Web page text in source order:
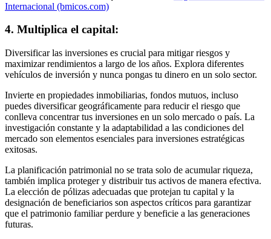
Internacional (bmicos.com)
4. Multiplica el capital:
Diversificar las inversiones es crucial para mitigar riesgos y
maximizar rendimientos a largo de los años. Explora diferentes
vehículos de inversión y nunca pongas tu dinero en un solo sector.
Invierte en propiedades inmobiliarias, fondos mutuos, incluso
puedes diversificar geográficamente para reducir el riesgo que
conlleva concentrar tus inversiones en un solo mercado o país. La
investigación constante y la adaptabilidad a las condiciones del
mercado son elementos esenciales para inversiones estratégicas
exitosas.
La planificación patrimonial no se trata solo de acumular riqueza,
también implica proteger y distribuir tus activos de manera efectiva.
La elección de pólizas adecuadas que protejan tu capital y la
designación de beneficiarios son aspectos críticos para garantizar
que el patrimonio familiar perdure y beneficie a las generaciones
futuras.